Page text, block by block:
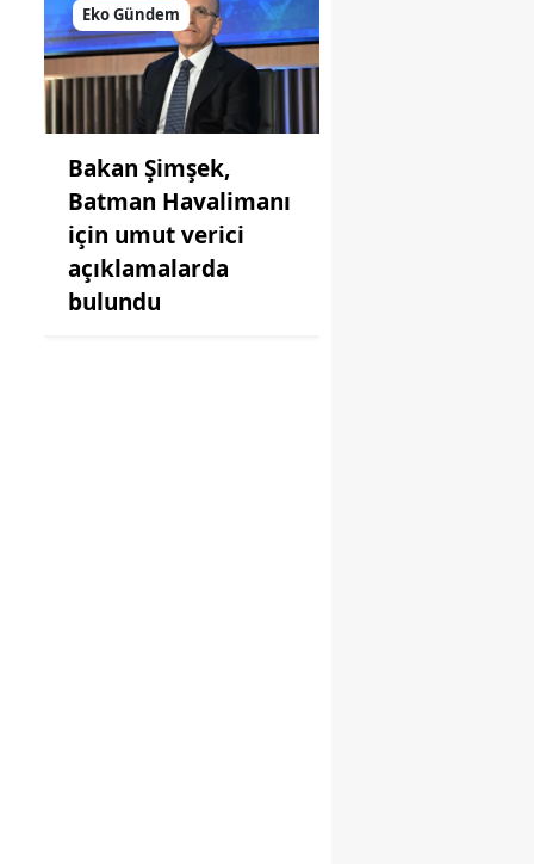
Eko Gündem
Bakan Şimşek,
Batman Havalimanı
için umut verici
açıklamalarda
bulundu